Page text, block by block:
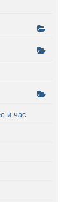
и час